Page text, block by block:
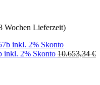
Wochen Lieferzeit)
inkl. 2% Skonto 10.653,34€